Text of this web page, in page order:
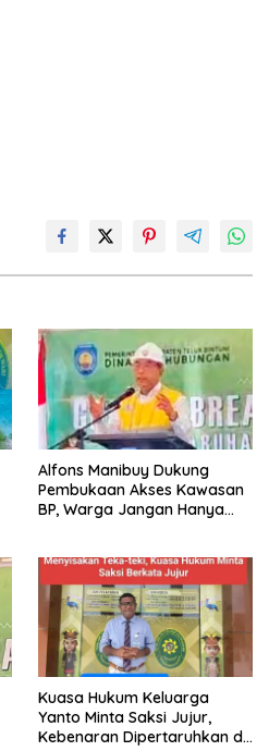
Alfons Manibuy Dukung
Pembukaan Akses Kawasan
BP, Warga Jangan Hanya
Kuasa Hukum Keluarga
Yanto Minta Saksi Jujur,
Kebenaran Dipertaruhkan di